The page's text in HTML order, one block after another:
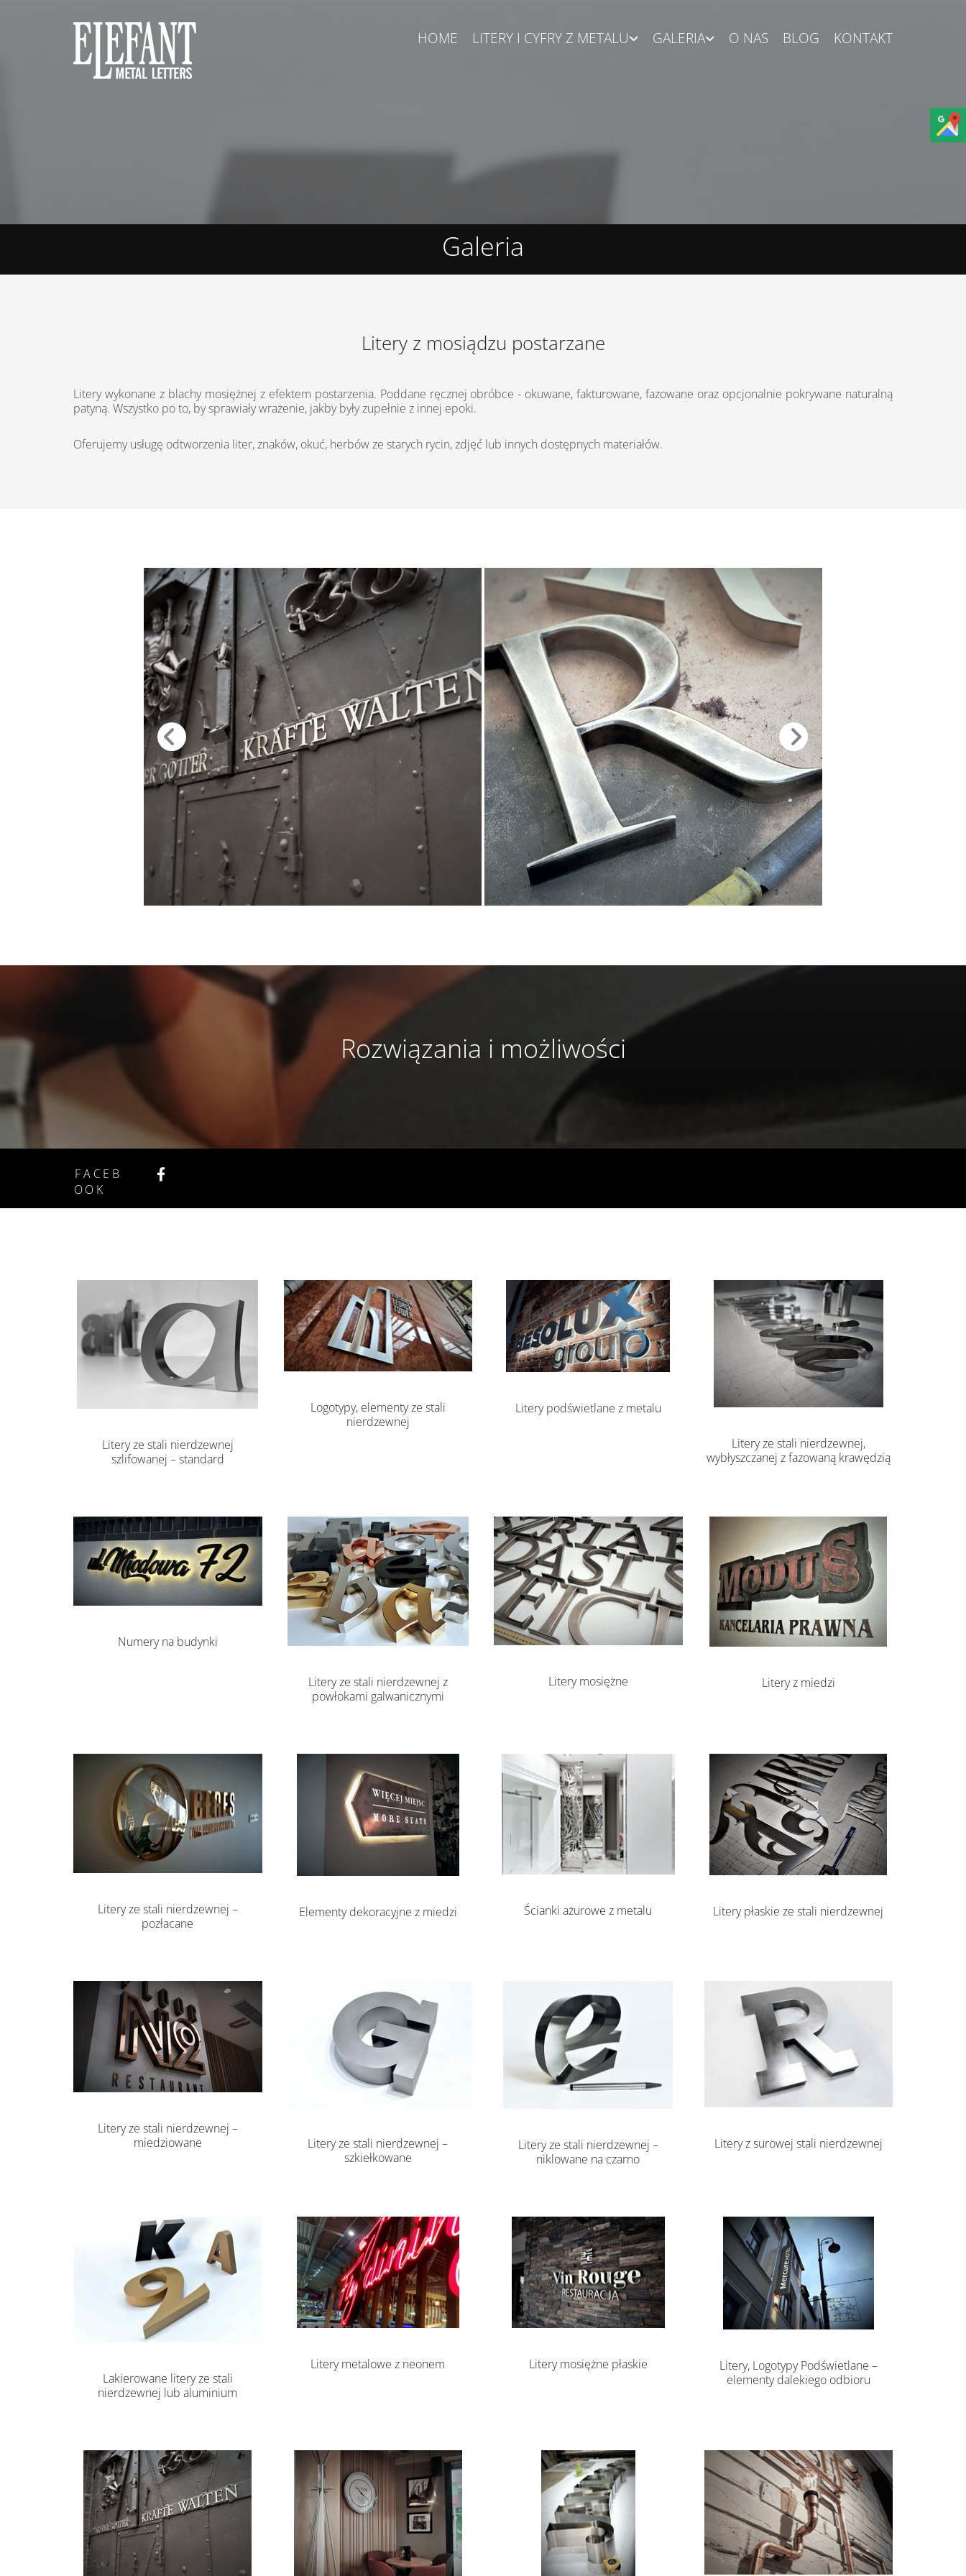
HOME LITERY I CYFRY Z METALU GALERIA O NAS BLOG KONTAKT
Galeria
Litery z mosiądzu postarzane
Litery wykonane z blachy mosiężnej z efektem postarzenia. Poddane ręcznej obróbce - okuwane, fakturowane, fazowane oraz opcjonalnie pokrywane naturalną
patyną. Wszystko po to, by sprawiały wrażenie, jakby były zupełnie z innej epoki.
Oferujemy usługę odtworzenia liter, znaków, okuć, herbów ze starych rycin, zdjęć lub innych dostępnych materiałów.
Rozwiązania i możliwości
FACEB
OOK
Litery ze stali nierdzewnej
szlifowanej – standard
Logotypy, elementy ze stali
nierdzewnej
Litery podświetlane z metalu
Litery ze stali nierdzewnej,
wybłyszczanej z fazowaną krawędzią
Numery na budynki
Litery ze stali nierdzewnej z
powłokami galwanicznymi
Litery mosiężne Litery z miedzi
Litery ze stali nierdzewnej –
pozłacane
Elementy dekoracyjne z miedzi Ścianki ażurowe z metalu Litery płaskie ze stali nierdzewnej
Litery ze stali nierdzewnej –
miedziowane
Litery ze stali nierdzewnej –
szkiełkowane
Litery ze stali nierdzewnej –
niklowane na czarno
Litery z surowej stali nierdzewnej
Lakierowane litery ze stali
nierdzewnej lub aluminium
Litery metalowe z neonem Litery mosiężne płaskie
Litery, Logotypy Podświetlane –
elementy dalekiego odbioru